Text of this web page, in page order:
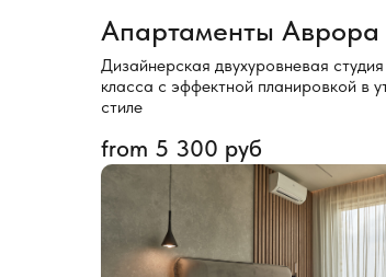
Апартаменты Аврора
Дизайнерская двухуровневая
класса с эффектной планировкой в
стиле
from 5 300 руб